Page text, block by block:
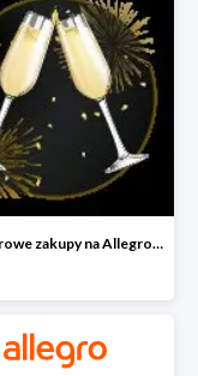
Sylwestrowe zakupy na Allegro do -60%